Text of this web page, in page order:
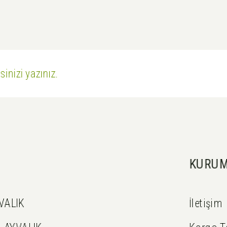
İletişim